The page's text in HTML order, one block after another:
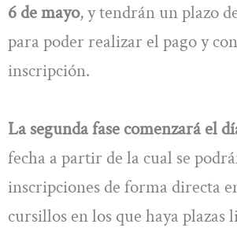
6 de mayo, y tendrán un plazo
para poder realizar el pago y
inscripción.
La segunda fase comenzará el
fecha a partir de la cual se
inscripciones de forma directa
cursillos en los que haya plazas